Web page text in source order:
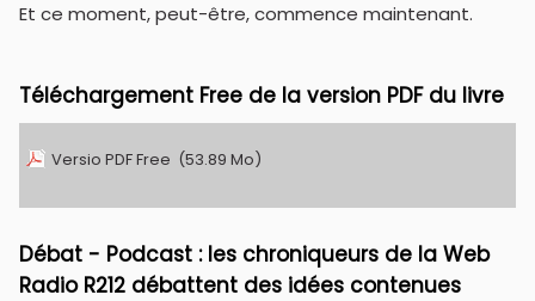
Et ce moment, peut-être, commence maintenant.
Téléchargement Free de la version PDF du livre
Versio PDF Free (53.89 Mo)
Débat - Podcast : les chroniqueurs de la Web
Radio R212 débattent des idées contenues